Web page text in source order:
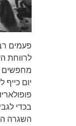
פעמים
לרווחת
מחפשים
יום כייף
בכדי
השגרה